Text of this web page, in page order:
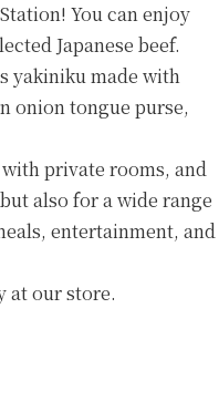
You can enjoy
Japanese beef.
yakiniku made with
onion tongue purse,
private rooms, and
also for a wide range
entertainment, and
at our store.